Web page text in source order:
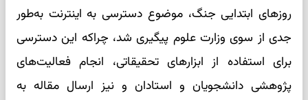
روزهای ابتدایی جنگ، موضوع دسترسی به اینترنت به‌طور
جدی از سوی وزارت علوم پیگیری شد، چراکه این دسترسی
برای استفاده از ابزارهای تحقیقاتی، انجام فعالیت‌های
پژوهشی دانشجویان و استادان و نیز ارسال مقاله به